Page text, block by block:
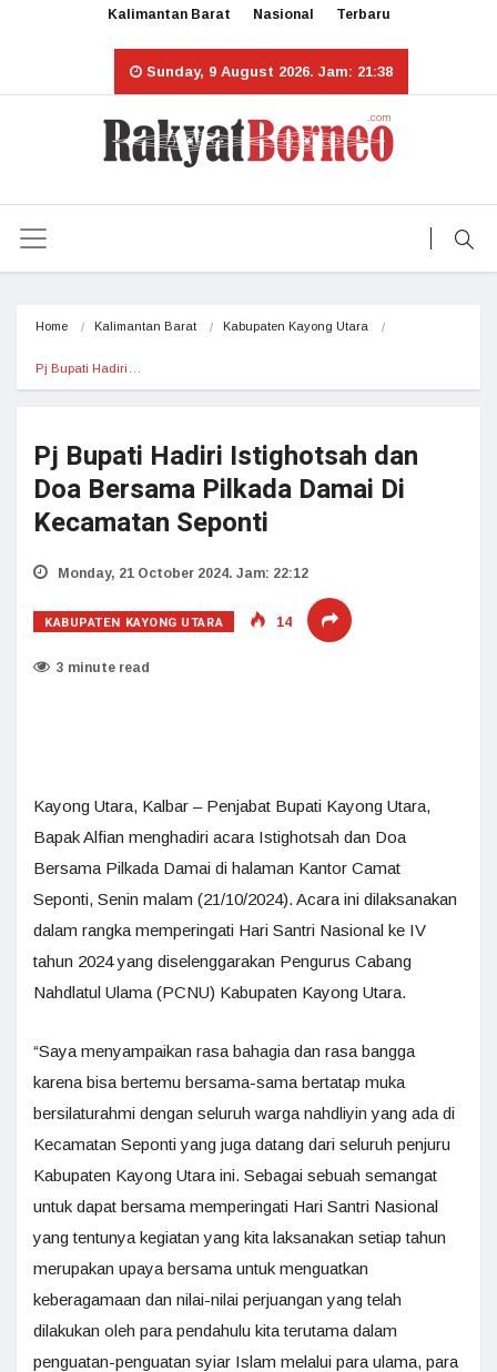
Kalimantan Barat Nasional Terbaru
Sunday, 9 August 2026. Jam: 21:38
Home Kalimantan Barat Kabupaten Kayong Utara
Pj Bupati Hadiri…
Pj Bupati Hadiri Istighotsah dan
Doa Bersama Pilkada Damai Di
Kecamatan Seponti
Monday, 21 October 2024. Jam: 22:12
KABUPATEN KAYONG UTARA 14
3 minute read
Kayong Utara, Kalbar – Penjabat Bupati Kayong Utara,
Bapak Alfian menghadiri acara Istighotsah dan Doa
Bersama Pilkada Damai di halaman Kantor Camat
Seponti, Senin malam (21/10/2024). Acara ini dilaksanakan
dalam rangka memperingati Hari Santri Nasional ke IV
tahun 2024 yang diselenggarakan Pengurus Cabang
Nahdlatul Ulama (PCNU) Kabupaten Kayong Utara.
“Saya menyampaikan rasa bahagia dan rasa bangga
karena bisa bertemu bersama-sama bertatap muka
bersilaturahmi dengan seluruh warga nahdliyin yang ada di
Kecamatan Seponti yang juga datang dari seluruh penjuru
Kabupaten Kayong Utara ini. Sebagai sebuah semangat
untuk dapat bersama memperingati Hari Santri Nasional
yang tentunya kegiatan yang kita laksanakan setiap tahun
merupakan upaya bersama untuk menguatkan
keberagamaan dan nilai-nilai perjuangan yang telah
dilakukan oleh para pendahulu kita terutama dalam
penguatan-penguatan syiar Islam melalui para ulama, para